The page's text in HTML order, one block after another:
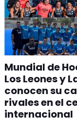
Mundial de
Los Leones y
conocen su
rivales en el
internacional